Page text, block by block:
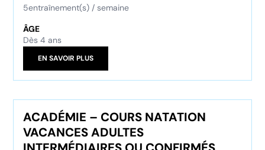
5entraînement(s) / semaine
ÂGE
Dès 4 ans
EN SAVOIR PLUS
ACADÉMIE – COURS NATATION
VACANCES ADULTES